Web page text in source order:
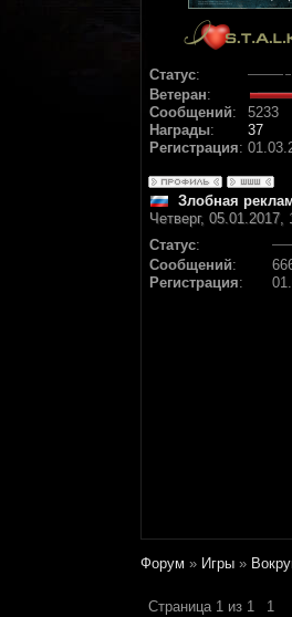
Статус:
Ветеран:
Сообщений:
5233
Награды:
37
Регистрация:
Злобная
Четверг, 05.01.2017,
Статус:
Сообщений:
Регистрация:
Форум » Игры »
Страница 1 из 1 1